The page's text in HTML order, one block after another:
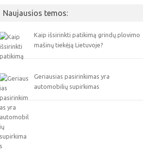
Naujausios temos:
Kaip išsirinkti patikimą grindų plovimo
mašinų tiekėją Lietuvoje?
Geriausias pasirinkimas yra
automobilių supirkimas